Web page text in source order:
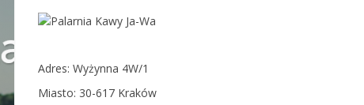
Adres: Wyżynna 4W/1
Miasto: 30-617 Kraków